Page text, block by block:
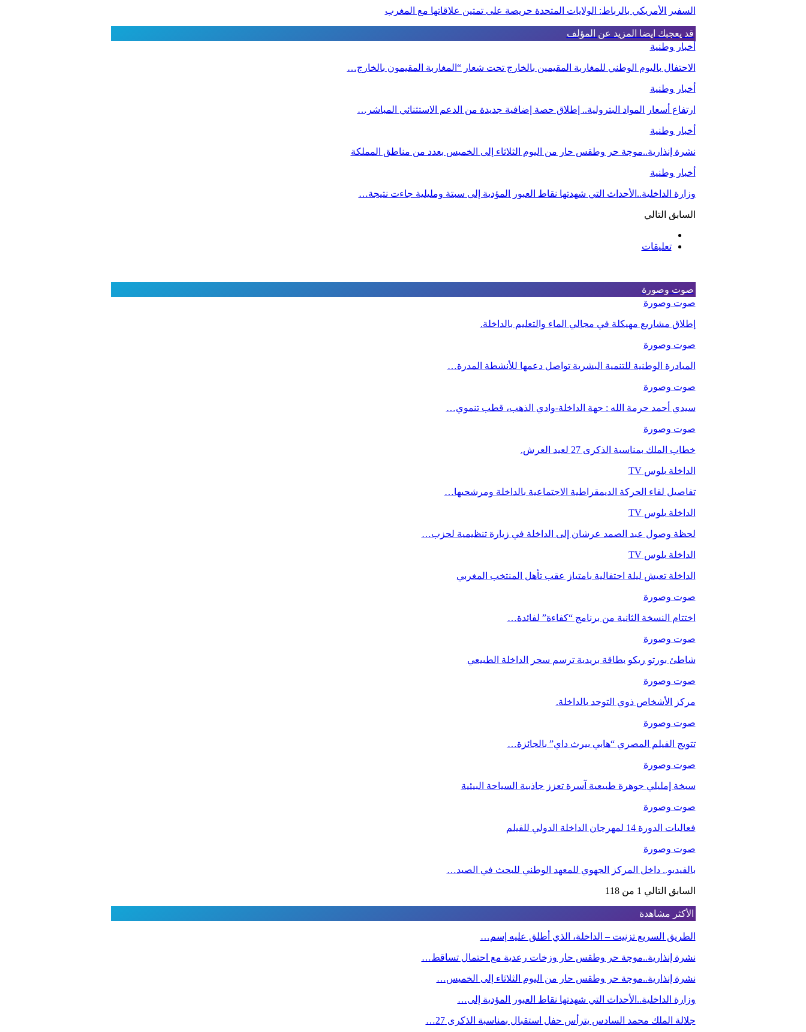
السفير الأمريكي بالرباط: الولايات المتحدة حريصة على تمتين علاقاتها مع المغرب
قد يعجبك ايضا المزيد عن المؤلف
أخبار وطنية
الاحتفال باليوم الوطني للمغاربة المقيمين بالخارج تحت شعار “المغاربة المقيمون بالخارج…
أخبار وطنية
ارتفاع أسعار المواد البترولية.. إطلاق حصة إضافية جديدة من الدعم الاستثنائي المباشر…
أخبار وطنية
نشرة إنذارية..موجة حر وطقس حار من اليوم الثلاثاء إلى الخميس بعدد من مناطق المملكة
أخبار وطنية
وزارة الداخلية..الأحداث التي شهدتها نقاط العبور المؤدية إلى سبتة ومليلية جاءت نتيجة…
السابق التالي
تعليقات
صوت وصورة
صوت وصورة
إطلاق مشاريع مهيكلة في مجالي الماء والتعليم بالداخلة.
صوت وصورة
المبادرة الوطنية للتنمية البشرية تواصل دعمها للأنشطة المدرة…
صوت وصورة
سيدي أحمد حرمة الله : جهة الداخلة-وادي الذهب، قطب تنموي…
صوت وصورة
خطاب الملك بمناسبة الذكرى 27 لعيد العرش.
الداخلة بلوس TV
تفاصيل لقاء الحركة الديمقراطية الاجتماعية بالداخلة ومرشحيها…
الداخلة بلوس TV
لحظة وصول عبد الصمد عرشان إلى الداخلة في زيارة تنظيمية لحزب…
الداخلة بلوس TV
الداخلة تعيش ليلة احتفالية بامتياز عقب تأهل المنتخب المغربي
صوت وصورة
اختتام النسخة الثانية من برنامج “كفاءة” لفائدة…
صوت وصورة
شاطئ بورتو ريكو بطاقة بريدية ترسم سحر الداخلة الطبيعي
صوت وصورة
مركز الأشخاص ذوي التوحد بالداخلة.
صوت وصورة
تتويج الفيلم المصري “هابي بيرث داي” بالجائزة…
صوت وصورة
سبخة إمليلي جوهرة طبيعية آسرة تعزز جاذبية السياحة البيئية
صوت وصورة
فعاليات الدورة 14 لمهرجان الداخلة الدولي للفيلم
صوت وصورة
بالفيديو.. داخل المركز الجهوي للمعهد الوطني للبحث في الصيد…
السابق التالي 1 من 118
الأكثر مشاهدة
الطريق السريع تزنيت – الداخلة، الذي أطلق عليه إسم…
نشرة إنذارية..موجة حر وطقس حار وزخات رعدية مع احتمال تساقط…
نشرة إنذارية..موجة حر وطقس حار من اليوم الثلاثاء إلى الخميس…
وزارة الداخلية..الأحداث التي شهدتها نقاط العبور المؤدية إلى…
جلالة الملك محمد السادس يترأس حفل استقبال بمناسبة الذكرى 27…